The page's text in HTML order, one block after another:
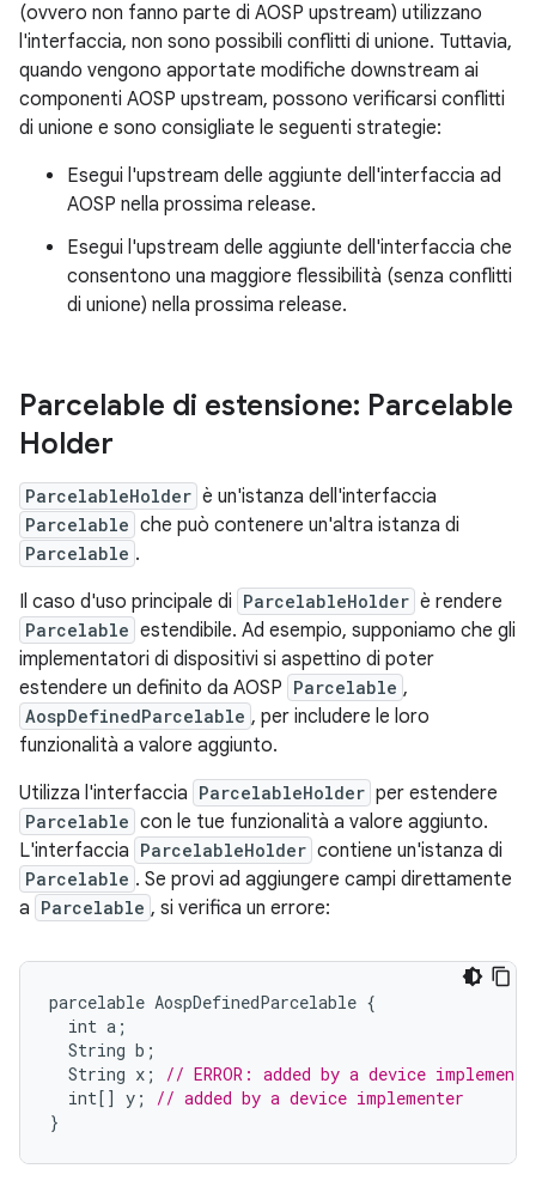
(ovvero non fanno parte di AOSP upstream) utilizzano
l'interfaccia, non sono possibili conflitti di unione. Tuttavia,
quando vengono apportate modifiche downstream ai
componenti AOSP upstream, possono verificarsi conflitti
di unione e sono consigliate le seguenti strategie:
Esegui l'upstream delle aggiunte dell'interfaccia ad
AOSP nella prossima release.
Esegui l'upstream delle aggiunte dell'interfaccia che
consentono una maggiore flessibilità (senza conflitti
di unione) nella prossima release.
Parcelable di estensione: Parcelable
Holder
ParcelableHolder è un'istanza dell'interfaccia
Parcelable che può contenere un'altra istanza di
Parcelable .
Il caso d'uso principale di ParcelableHolder è rendere
Parcelable estendibile. Ad esempio, supponiamo che gli
implementatori di dispositivi si aspettino di poter
estendere un definito da AOSP Parcelable ,
AospDefinedParcelable , per includere le loro
funzionalità a valore aggiunto.
Utilizza l'interfaccia ParcelableHolder per estendere
Parcelable con le tue funzionalità a valore aggiunto.
L'interfaccia ParcelableHolder contiene un'istanza di
Parcelable . Se provi ad aggiungere campi direttamente
a Parcelable , si verifica un errore:
parcelable AospDefinedParcelable {
int a ;
String b ;
String x ;
// ERROR: added by a device
int[] y ;
// added by a device implementer
}